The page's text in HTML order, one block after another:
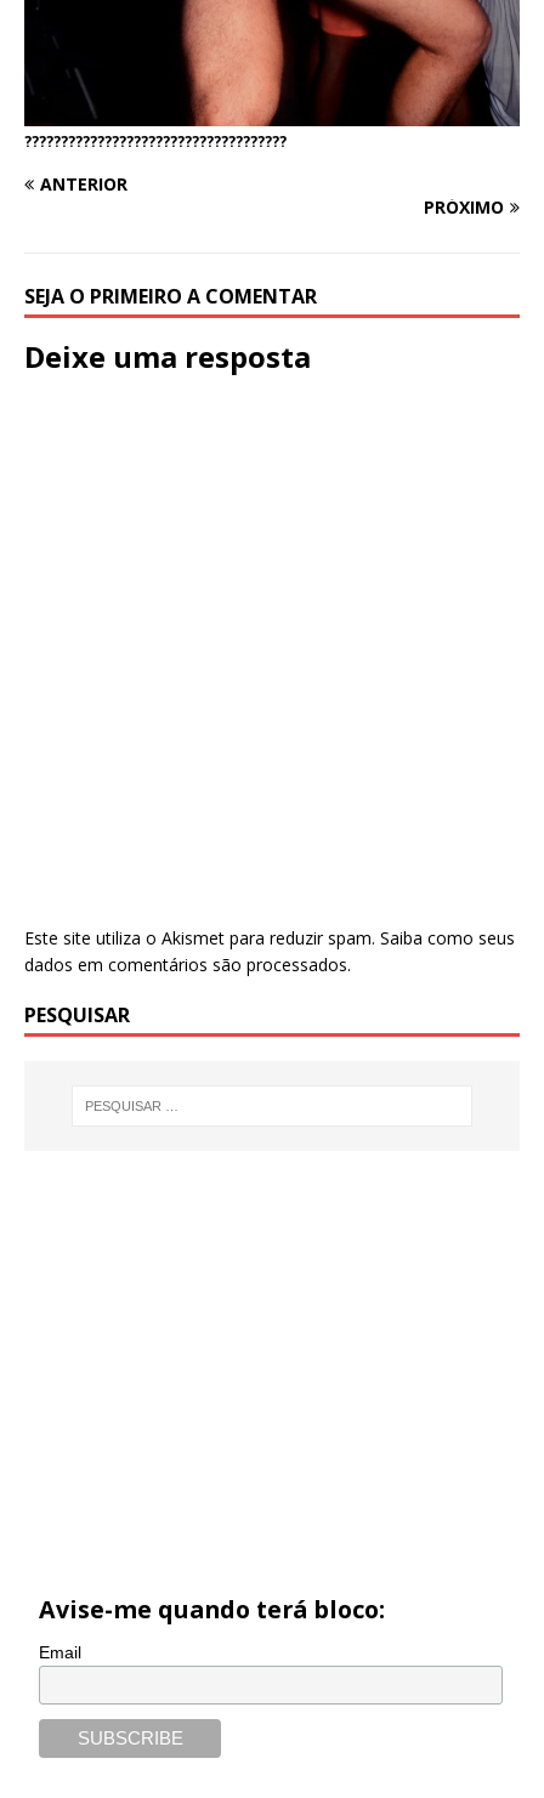
????????????????????????????????????
ANTERIOR
PRÓXIMO
SEJA O PRIMEIRO A COMENTAR
Deixe uma resposta
Este site utiliza o Akismet para reduzir spam. Saiba como seus
dados em comentários são processados.
PESQUISAR
Avise-me quando terá bloco:
Email